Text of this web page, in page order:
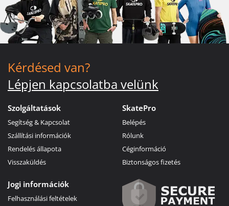
Kérdésed van?
Lépjen kapcsolatba velünk
Szolgáltatások
Segítség & Kapcsolat
Szállítási információk
Rendelés állapota
Visszaküldés
SkatePro
Belépés
Rólunk
Céginformáció
Biztonságos fizetés
Jogi információk
Felhasználási feltételek